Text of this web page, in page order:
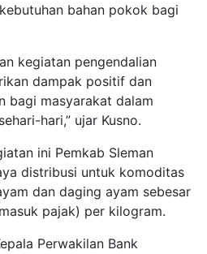
bahan pokok bagi
kegiatan pengendalian
dampak positif dan
bagi masyarakat dalam
hari,” ujar Kusno.
ini Pemkab Sleman
distribusi untuk komoditas
dan daging ayam sebesar
pajak) per kilogram.
Perwakilan Bank